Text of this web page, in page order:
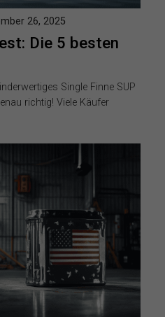
Die 5 besten
26, 2025
Single Finne SUP
richtig! Viele Käufer